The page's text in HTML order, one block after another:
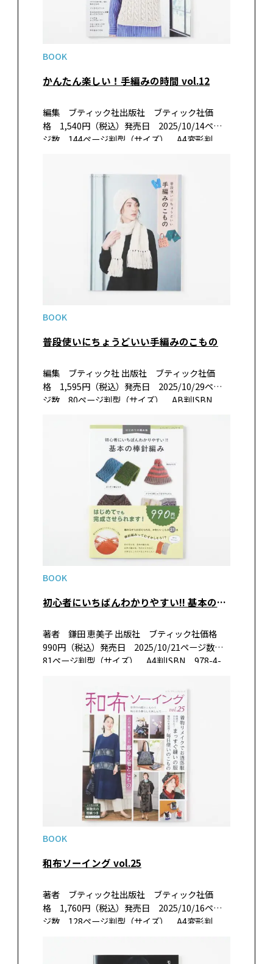
BOOK
かんたん楽しい！手編みの時間 vol.12
編集 ブティック社出版社 ブティック社価
格 1,540円（税込）発売日 2025/10/14ペー
ジ数 144ページ判型（サイズ） A4変形判
BOOK
普段使いにちょうどいい手編みのこもの
編集 ブティック社 出版社 ブティック社価
格 1,595円（税込）発売日 2025/10/29ペー
ジ数 80ページ判型（サイズ） AB判ISBN
トライしやすい手編みこものを集めた1冊。シン
BOOK
初心者にいちばんわかりやすい!! 基本の棒針編み
著者 鎌田 恵美子 出版社 ブティック社価格
990円（税込）発売日 2025/10/21ページ数
81ページ判型（サイズ） A4判ISBN 978-4-
にわかりやすくまとめた１冊。必要な…
BOOK
和布ソーイング vol.25
著者 ブティック社出版社 ブティック社価
格 1,760円（税込）発売日 2025/10/16ペー
ジ数 128ページ判型（サイズ） A4変形判